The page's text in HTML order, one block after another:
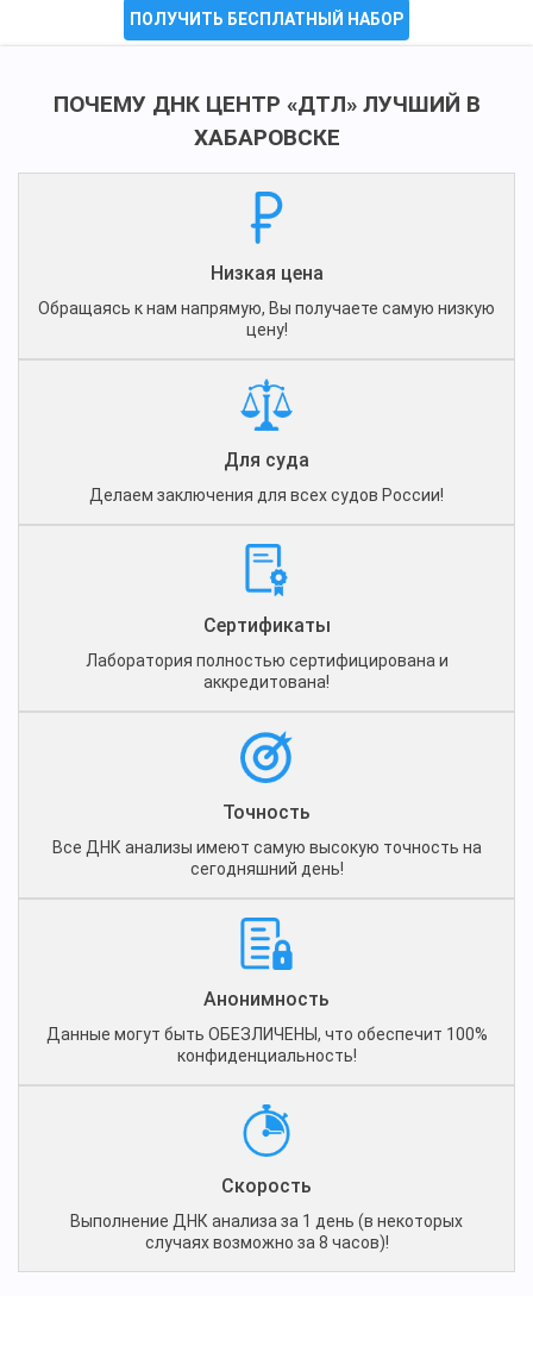
ПОЛУЧИТЬ БЕСПЛАТНЫЙ НАБОР
ПОЧЕМУ ДНК ЦЕНТР «ДТЛ» ЛУЧШИЙ В
ХАБАРОВСКЕ
Низкая цена
Обращаясь к нам напрямую, Вы получаете самую низкую
цену!
Для суда
Делаем заключения для всех судов России!
Сертификаты
Лаборатория полностью сертифицирована и
аккредитована!
Точность
Все ДНК анализы имеют самую высокую точность на
сегодняшний день!
Анонимность
Данные могут быть ОБЕЗЛИЧЕНЫ, что обеспечит 100%
конфиденциальность!
Скорость
Выполнение ДНК анализа за 1 день (в некоторых
случаях возможно за 8 часов)!